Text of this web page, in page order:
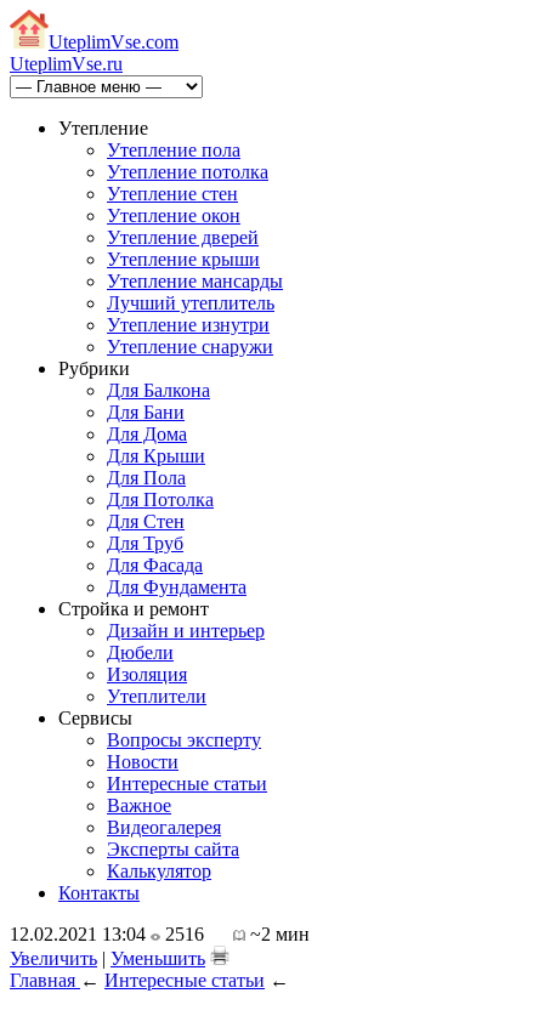
UteplimVse.com
UteplimVse.ru
Утепление
Утепление пола
Утепление потолка
Утепление стен
Утепление окон
Утепление дверей
Утепление крыши
Утепление мансарды
Лучший утеплитель
Утепление изнутри
Утепление снаружи
Рубрики
Для Балкона
Для Бани
Для Дома
Для Крыши
Для Пола
Для Потолка
Для Стен
Для Труб
Для Фасада
Для Фундамента
Стройка и ремонт
Дизайн и интерьер
Дюбели
Изоляция
Утеплители
Сервисы
Вопросы эксперту
Новости
Интересные статьи
Важное
Видеогалерея
Эксперты сайта
Калькулятор
Контакты
12.02.2021 13:04
2516
~2 мин
Увеличить | Уменьшить
Главная ← Интересные статьи ←